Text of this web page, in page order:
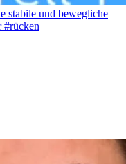
stabile und bewegliche
#rücken